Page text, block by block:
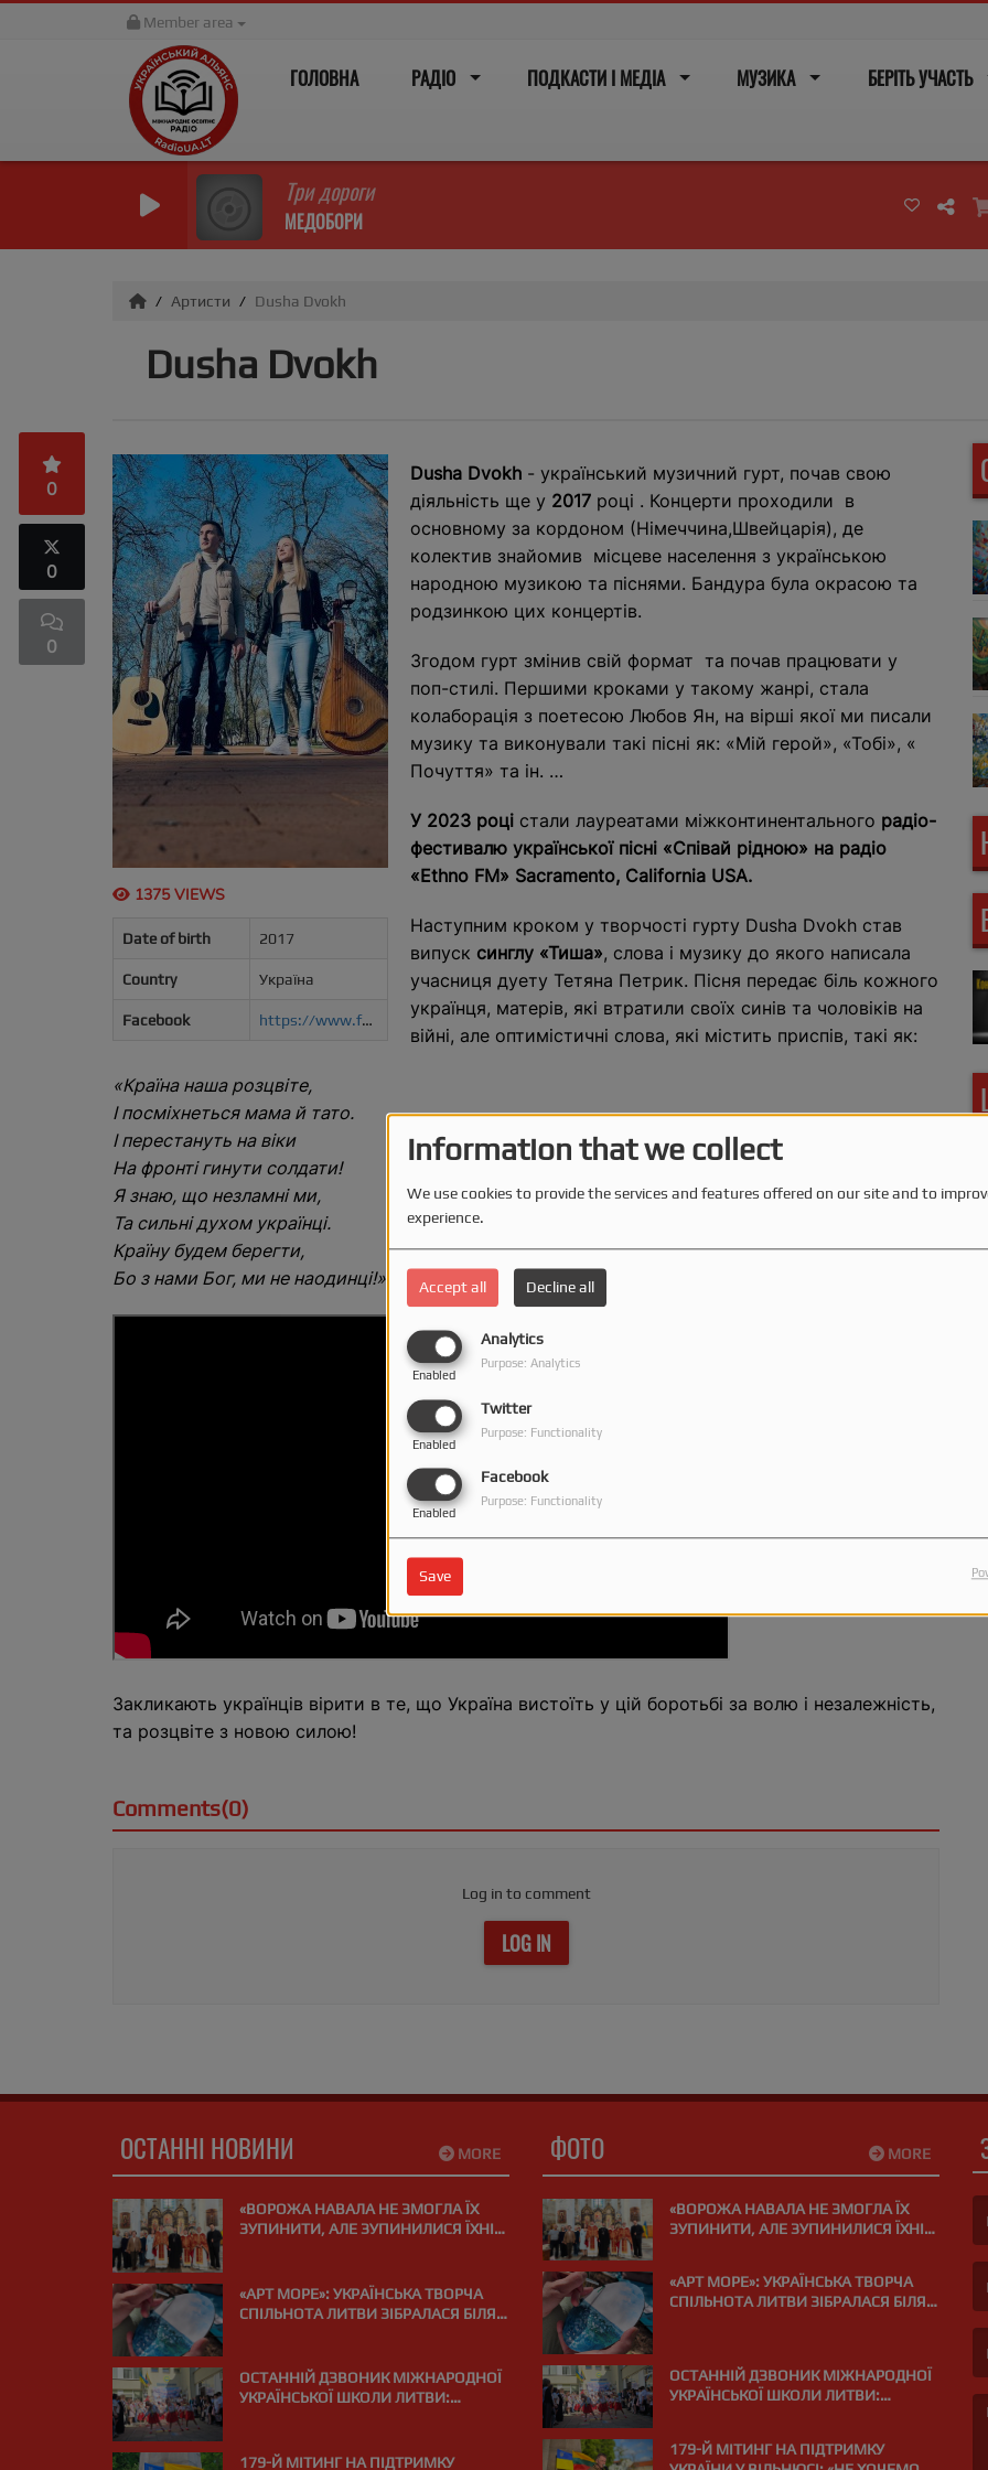
Information that we collect
We use cookies to provide the services and features offered on our site and to
experience.
Accept all Decline all
Analytics
Enabled
Purpose: Analytics
Twitter
Enabled
Purpose: Functionality
Facebook
Enabled
Purpose: Functionality
Save
Member area
ГОЛОВНА РАДІО ПОДКАСТИ І МЕДІА МУЗИКА БЕРІТЬ УЧАСТЬ
Три дороги
МЕДОБОРИ
Артисти Dusha Dvokh
Dusha Dvokh
0
0
0
1375 VIEWS
Date of birth 2017
Country Україна
Facebook https://www.facebook.com/profile.php?id=61555893994805
Dusha Dvokh - український музичний гурт, почав свою
діяльність ще у 2017 році . Концерти проходили в
основному за кордоном (Німеччина,Швейцарія), де
колектив знайомив місцеве населення з українською
народною музикою та піснями. Бандура була окрасою та
родзинкою цих концертів.
Згодом гурт змінив свій формат та почав працювати у
поп-стилі. Першими кроками у такому жанрі, стала
колаборація з поетесою Любов Ян, на вірші якої ми писали
музику та виконували такі пісні як: «Мій герой», «Тобі», «
Почуття» та ін. …
У 2023 році стали лауреатами міжконтинентального радіо-
фестивалю української пісні «Співай рідною» на радіо
«Ethno FM» Sacramento, California USA.
Наступним кроком у творчості гурту Dusha Dvokh став
випуск синглу «Тиша», слова і музику до якого написала
учасниця дуету Тетяна Петрик. Пісня передає біль кожного
українця, матерів, які втратили своїх синів та чоловіків на
війні, але оптимістичні слова, які містить приспів, такі як:
«Країна наша розцвіте,
І посміхнеться мама й тато.
І перестануть на віки
На фронті гинути солдати!
Я знаю, що незламні ми,
Та сильні духом українці.
Країну будем берегти,
Бо з нами Бог, ми не наодинці!»
Закликають українців вірити в те, що Україна вистоїть у цій боротьбі за волю і незалежність,
та розцвіте з новою силою!
Comments(0)
Log in to comment
LOG IN
MORE
ОСТАННІ НОВИНИ
«ВОРОЖА НАВАЛА НЕ ЗМОГЛА ЇХ
ЗУПИНИТИ, АЛЕ ЗУПИНИЛИСЯ ЇХНІ
«АРТ МОРЕ»: УКРАЇНСЬКА ТВОРЧА
СПІЛЬНОТА ЛИТВИ ЗІБРАЛАСЯ БІЛЯ
ОСТАННІЙ ДЗВОНИК МІЖНАРОДНОЇ
УКРАЇНСЬКОЇ ШКОЛИ ЛИТВИ:
179-Й МІТИНГ НА ПІДТРИМКУ
MORE
ФОТО
«ВОРОЖА НАВАЛА НЕ ЗМОГЛА ЇХ
ЗУПИНИТИ, АЛЕ ЗУПИНИЛИСЯ ЇХНІ
«АРТ МОРЕ»: УКРАЇНСЬКА ТВОРЧА
СПІЛЬНОТА ЛИТВИ ЗІБРАЛАСЯ БІЛЯ
ОСТАННІЙ ДЗВОНИК МІЖНАРОДНОЇ
УКРАЇНСЬКОЇ ШКОЛИ ЛИТВИ:
179-Й МІТИНГ НА ПІДТРИМКУ